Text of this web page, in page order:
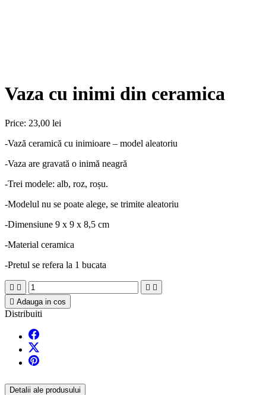
Vaza cu inimi din ceramica
Price: 23,00 lei
-Vază ceramică cu inimioare – model aleatoriu
-Vaza are gravată o inimă neagră
-Trei modele: alb, roz, roșu.
-Modelul nu se poate alege, se trimite aleatoriu
-Dimensiune 9 x 9 x 8,5 cm
-Material ceramica
-Pretul se refera la 1 bucata
   
 Adauga in cos
Distribuiti
Detalii ale produsului